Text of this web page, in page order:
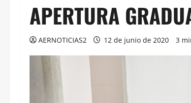
APERTURA
AERNOTICIAS2 12 de junio de 2020 3